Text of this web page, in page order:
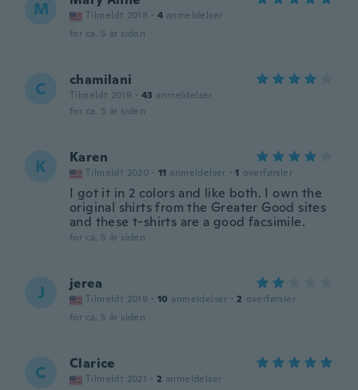
M Tilmeldt 2018 · 4 anmeldelser
for ca. 5 år siden
C chamilani
Tilmeldt 2019 · 43 anmeldelser
for ca. 5 år siden
K Karen
Tilmeldt 2020 · 11 anmeldelser · 1 overførsler
I got it in 2 colors and like both. I own the
original shirts from the Greater Good sites
and these t-shirts are a good facsimile.
for ca. 5 år siden
J jerea
Tilmeldt 2019 · 10 anmeldelser · 2 overførsler
for ca. 5 år siden
C Clarice
Tilmeldt 2021 · 2 anmeldelser